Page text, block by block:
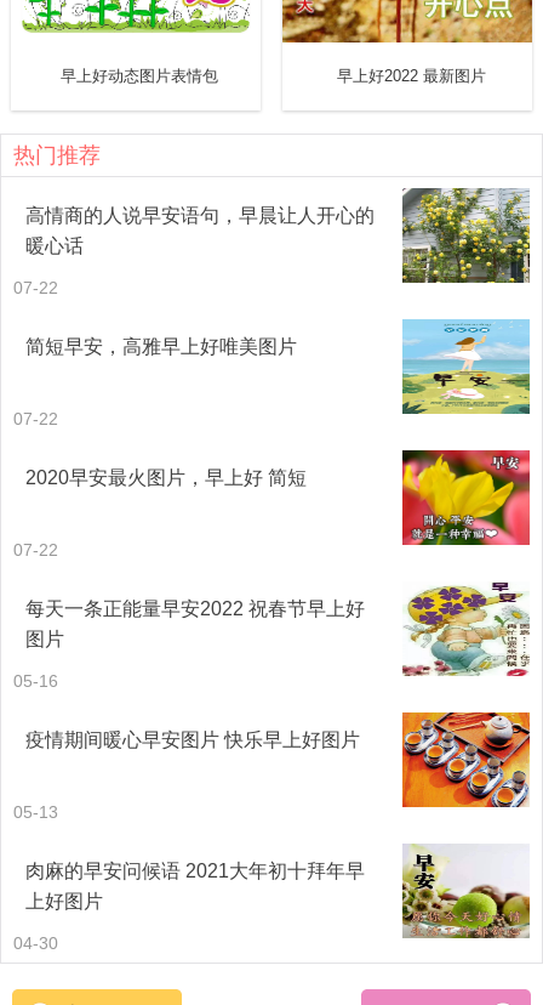
方;和靠谱的人共事，事情往往都会顺利完成，每一步都会走
得踏实有力;和懂你的人共度一生，这一趟人间，所有的经历
都是值得。早上好!
每一个成功者都有一个开始。勇于开始，才能找到成功的
路。早上好!
脾气这东西，发出去是秉性，收回来是功力。生活真正的高
早上好动态图片表情包 早上好2022 最新图片
热门推荐
高情商的人说早安语句，早晨让人开心的
暖心话
07-22
简短早安，高雅早上好唯美图片
07-22
2020早安最火图片，早上好 简短
07-22
每天一条正能量早安2022 祝春节早上好
图片
05-16
疫情期间暖心早安图片 快乐早上好图片
05-13
肉麻的早安问候语 2021大年初十拜年早
上好图片
04-30